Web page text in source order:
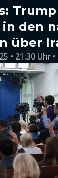
Trump
den
über
• 21:30 Uhr